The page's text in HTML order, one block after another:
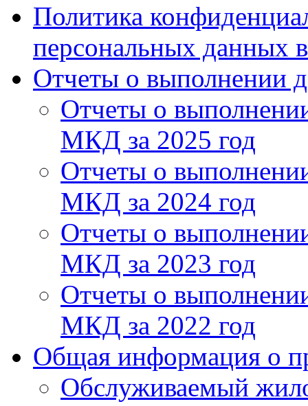
Политика
персональных данных
Отчеты о выполнении
Отчеты о
МКД за 2025 год
Отчеты о
МКД за 2024 год
Отчеты о
МКД за 2023 год
Отчеты о
МКД за 2022 год
Общая информация о
Обслуживаемый